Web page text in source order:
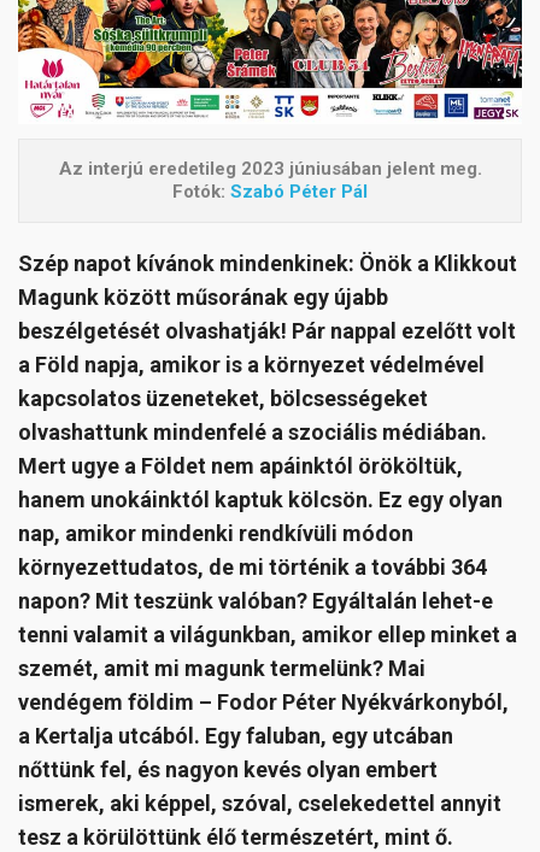
Az interjú eredetileg 2023 júniusában jelent meg.
Fotók: Szabó Péter Pál
Szép napot kívánok mindenkinek: Önök a Klikkout
Magunk között műsorának egy újabb
beszélgetését olvashatják! Pár nappal ezelőtt volt
a Föld napja, amikor is a környezet védelmével
kapcsolatos üzeneteket, bölcsességeket
olvashattunk mindenfelé a szociális médiában.
Mert ugye a Földet nem apáinktól örököltük,
hanem unokáinktól kaptuk kölcsön. Ez egy olyan
nap, amikor mindenki rendkívüli módon
környezettudatos, de mi történik a további 364
napon? Mit teszünk valóban? Egyáltalán lehet-e
tenni valamit a világunkban, amikor ellep minket a
szemét, amit mi magunk termelünk? Mai
vendégem földim – Fodor Péter Nyékvárkonyból,
a Kertalja utcából. Egy faluban, egy utcában
nőttünk fel, és nagyon kevés olyan embert
ismerek, aki képpel, szóval, cselekedettel annyit
tesz a körülöttünk élő természetért, mint ő.